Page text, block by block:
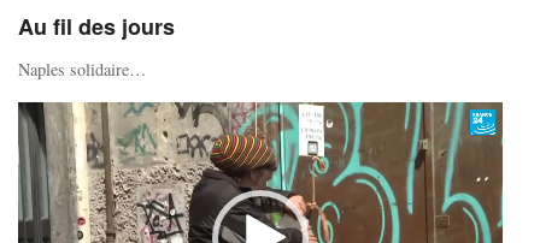
Au fil des jours
Naples solidaire…
Lecteur
vidéo